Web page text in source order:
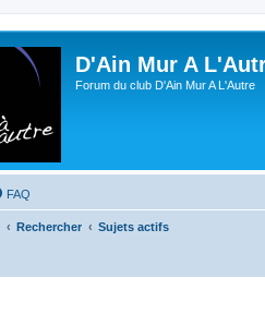
D'Ain Mur A
Forum du club D'Ain Mur A L'Autre
FAQ
Rechercher Sujets actifs